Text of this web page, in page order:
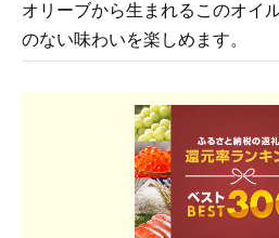
オリーブから生まれるこのオイ
のない味わいを楽しめます。